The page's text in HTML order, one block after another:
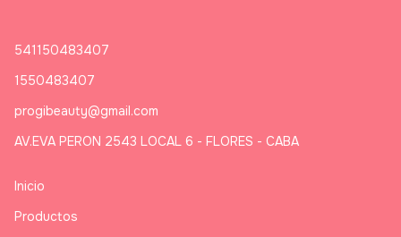
541150483407
1550483407
progibeauty@gmail.com
AV.EVA PERON 2543 LOCAL 6 - FLORES - CABA
Inicio
Productos